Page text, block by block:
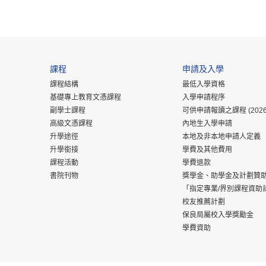
課程
課程結構
基礎專上教育文憑課程
副學士課程
高級文憑課程
升學途徑
升學銜接
課程活動
書院刊物
申請及入學
最低入學資格
入學申請程序
可供申請報讀之課程
內地生入學申請
本地及非本地申請人定義
學費及其他費用
學費退款
獎學金、助學金及計劃贊
「指定專業/界別課程資
校友推薦計劃
保良局屬校入學獎勵金
學費資助